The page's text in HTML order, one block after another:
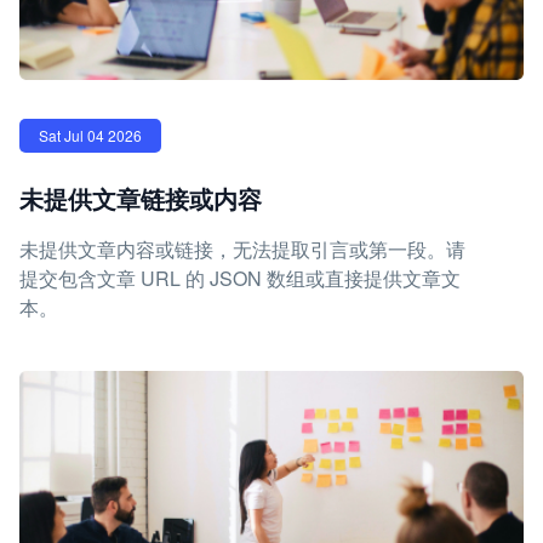
Sat Jul 04 2026
未提供文章链接或内容
未提供文章内容或链接，无法提取引言或第一段。请
提交包含文章 URL 的 JSON 数组或直接提供文章文
本。